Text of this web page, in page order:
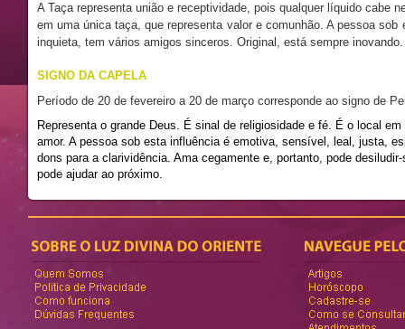
A Taça representa união e receptividade, pois qualquer líquido cabe
em uma única taça, que representa valor e comunhão. A pessoa
inquieta, tem vários amigos sinceros. Original, está sempre
SIGNO DA CAPELA
Período de 20 de fevereiro a 20 de março corresponde ao signo de
Representa o grande Deus. É sinal de religiosidade e fé. É o local
amor. A pessoa sob esta influência é emotiva, sensível, leal, justa,
dons para a clarividência. Ama cegamente e, portanto, pode
pode ajudar ao próximo.